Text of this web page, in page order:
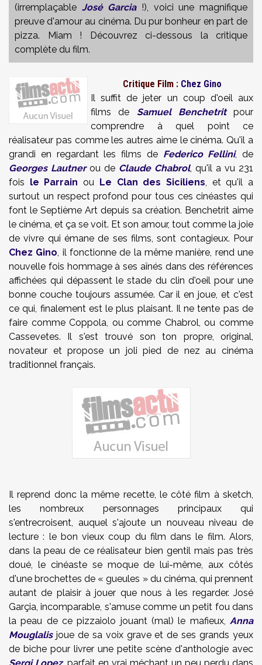
(irremplaçable José Garcia!), voici une magnifique
preuve d'amour au cinéma. Du pur bonheur en part de
pizza. Miam ! Découvrez ci-dessous la critique
complète du film.
Critique Film : Chez Gino
Il suffit de jeter un coup d'oeil aux
films de Samuel Benchetritpour
comprendre à quel point ce
réalisateur pas comme les autres aime le cinéma. Qu'il a
grandi en regardant les films de Federico Fellini, de
Georges Lautnerou de Claude Chabrol, qu'il a vu 231
fois le Parrain ou Le Clan des Siciliens, et qu'il a
surtout un respect profond pour tous ces cinéastes qui
font le Septième Art depuis sa création. Benchetrit aime
le cinéma, et ça se voit. Et son amour, tout comme la joie
de vivre qui émane de ses films, sont contagieux. Pour
Chez Gino, il fonctionne de la même manière, rend une
nouvelle fois hommage à ses aînés dans des références
affichées qui dépassent le stade du clin d'oeil pour une
bonne couche toujours assumée. Car il en joue, et c'est
ce qui, finalement est le plus plaisant. Il ne tente pas de
faire comme Coppola, ou comme Chabrol, ou comme
Cassevetes. Il s'est trouvé son ton propre, original,
novateur et propose un joli pied de nez au cinéma
traditionnel français.
Il reprend donc la même recette, le côté film à sketch,
les nombreux personnages principaux qui
s'entrecroisent, auquel s'ajoute un nouveau niveau de
lecture : le bon vieux coup du film dans le film. Alors,
dans la peau de ce réalisateur bien gentil mais pas très
doué, le cinéaste se moque de lui-même, aux côtés
d'une brochettes de « gueules » du cinéma, qui prennent
autant de plaisir à jouer que nous à les regarder. José
Garçia, incomparable, s'amuse comme un petit fou dans
la peau de ce pizzaiolo jouant (mal) le mafieux, Anna
Mouglalisjoue de sa voix grave et de ses grands yeux
de biche pour livrer une petite scène d'anthologie avec